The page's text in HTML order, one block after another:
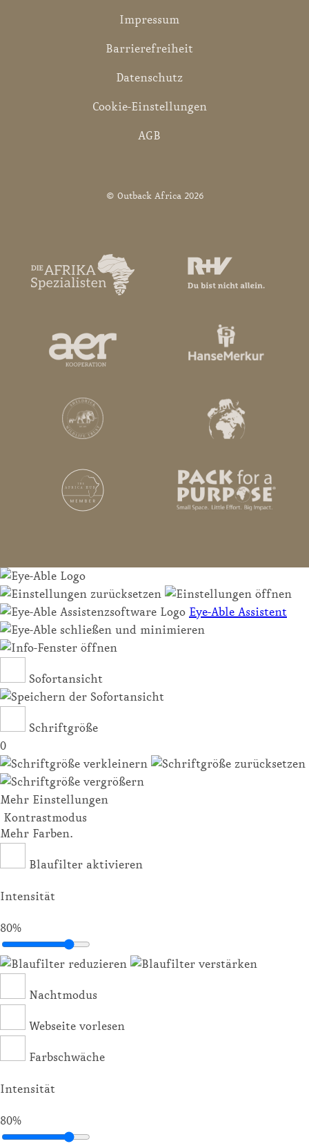
Impressum
Barrierefreiheit
Datenschutz
Cookie-Einstellungen
AGB
© Outback Africa 2026